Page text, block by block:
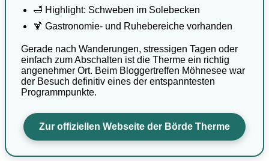
🛁 Highlight: Schweben im Solebecken
🍹 Gastronomie- und Ruhebereiche vorhanden
Gerade nach Wanderungen, stressigen Tagen oder
einfach zum Abschalten ist die Therme ein richtig
angenehmer Ort. Beim Bloggertreffen Möhnesee war
der Besuch definitiv eines der entspanntesten
Programmpunkte.
Zur offiziellen Webseite der Börde Therme